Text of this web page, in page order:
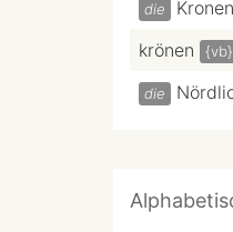
die Kronen
krönen {vb}
die